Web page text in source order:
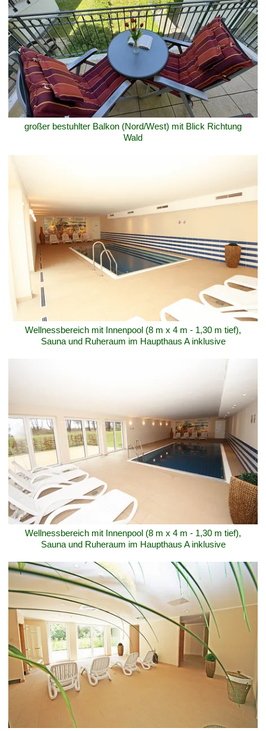
großer bestuhlter Balkon (Nord/West) mit Blick Richtung
Wald
Wellnessbereich mit Innenpool (8 m x 4 m - 1,30 m tief),
Sauna und Ruheraum im Haupthaus A inklusive
Wellnessbereich mit Innenpool (8 m x 4 m - 1,30 m tief),
Sauna und Ruheraum im Haupthaus A inklusive